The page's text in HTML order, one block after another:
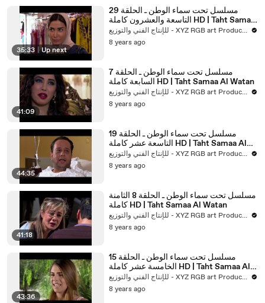
35:33 Up next
مسلسل تحت سماء الوطن ـ الحلقة 29
التاسعة والعشرون كاملة HD | Taht Samaa
Al Watan
للإنتاج الفني والتوزيع - XYZ RGB art Production
8 years ago
41:09
مسلسل تحت سماء الوطن ـ الحلقة 7
السابعة كاملة HD | Taht Samaa Al Watan
للإنتاج الفني والتوزيع - XYZ RGB art Production
8 years ago
44:35
مسلسل تحت سماء الوطن ـ الحلقة 19
التاسعة عشر كاملة HD | Taht Samaa Al
Watan
للإنتاج الفني والتوزيع - XYZ RGB art Production
8 years ago
41:18
مسلسل تحت سماء الوطن ـ الحلقة 8 الثامنة
كاملة HD | Taht Samaa Al Watan
للإنتاج الفني والتوزيع - XYZ RGB art Production
8 years ago
43:36
مسلسل تحت سماء الوطن ـ الحلقة 15
الخامسة عشر كاملة HD | Taht Samaa Al
Watan
للإنتاج الفني والتوزيع - XYZ RGB art Production
8 years ago